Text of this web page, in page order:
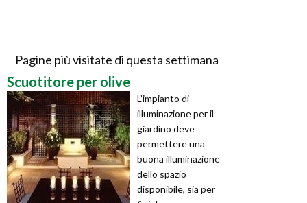
Pagine più visitate di questa settimana
Scuotitore per olive
L’impianto di
illuminazione per il
giardino deve
permettere una
buona illuminazione
dello spazio
disponibile, sia per